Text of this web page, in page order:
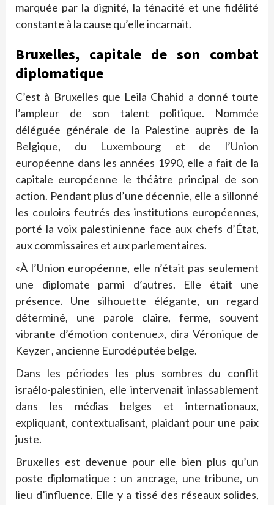
marquée par la dignité, la ténacité et une fidélité
constante à la cause qu’elle incarnait.
Bruxelles, capitale de son combat
diplomatique
C’est à Bruxelles que Leila Chahid a donné toute
l’ampleur de son talent politique. Nommée
déléguée générale de la Palestine auprès de la
Belgique, du Luxembourg et de l’Union
européenne dans les années 1990, elle a fait de la
capitale européenne le théâtre principal de son
action. Pendant plus d’une décennie, elle a sillonné
les couloirs feutrés des institutions européennes,
porté la voix palestinienne face aux chefs d’État,
aux commissaires et aux parlementaires.
«À l’Union européenne, elle n’était pas seulement
une diplomate parmi d’autres. Elle était une
présence. Une silhouette élégante, un regard
déterminé, une parole claire, ferme, souvent
vibrante d’émotion contenue.», dira Véronique de
Keyzer , ancienne Eurodéputée belge.
Dans les périodes les plus sombres du conflit
israélo-palestinien, elle intervenait inlassablement
dans les médias belges et internationaux,
expliquant, contextualisant, plaidant pour une paix
juste.
Bruxelles est devenue pour elle bien plus qu’un
poste diplomatique : un ancrage, une tribune, un
lieu d’influence. Elle y a tissé des réseaux solides,